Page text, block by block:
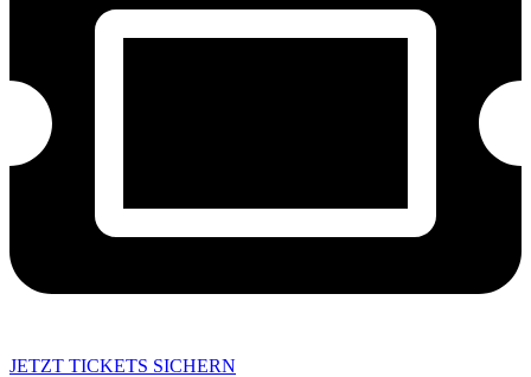
JETZT TICKETS SICHERN